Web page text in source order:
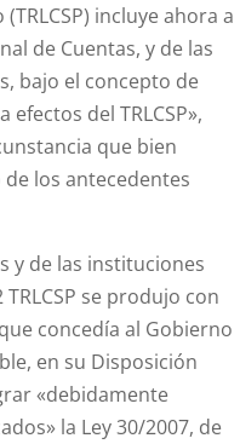
incluye ahora a
de Cuentas, y de las
bajo el concepto de
del TRLCSP»,
que bien
los antecedentes
y de las instituciones
se produjo con
concedía al Gobierno
en su Disposición
«debidamente
la Ley 30/2007, de